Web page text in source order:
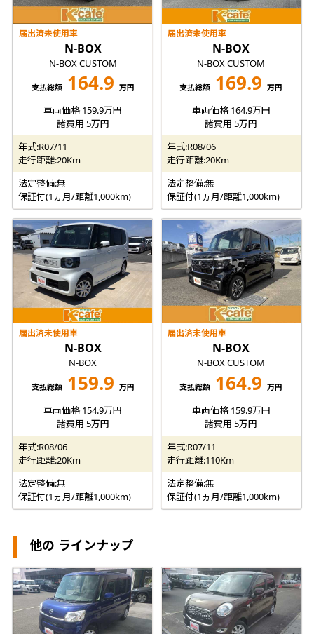
届出済未使用車
N-BOX
N-BOX CUSTOM
支払総額 164.9 万円
車両価格 159.9万円
諸費用 5万円
年式:R07/11
走行距離:20Km
法定整備:無
保証付(1ヵ月/距離1,000km)
届出済未使用車
N-BOX
N-BOX CUSTOM
支払総額 169.9 万円
車両価格 164.9万円
諸費用 5万円
年式:R08/06
走行距離:20Km
法定整備:無
保証付(1ヵ月/距離1,000km)
届出済未使用車
N-BOX
N-BOX
支払総額 159.9 万円
車両価格 154.9万円
諸費用 5万円
年式:R08/06
走行距離:20Km
法定整備:無
保証付(1ヵ月/距離1,000km)
届出済未使用車
N-BOX
N-BOX CUSTOM
支払総額 164.9 万円
車両価格 159.9万円
諸費用 5万円
年式:R07/11
走行距離:110Km
法定整備:無
保証付(1ヵ月/距離1,000km)
他の ラインナップ